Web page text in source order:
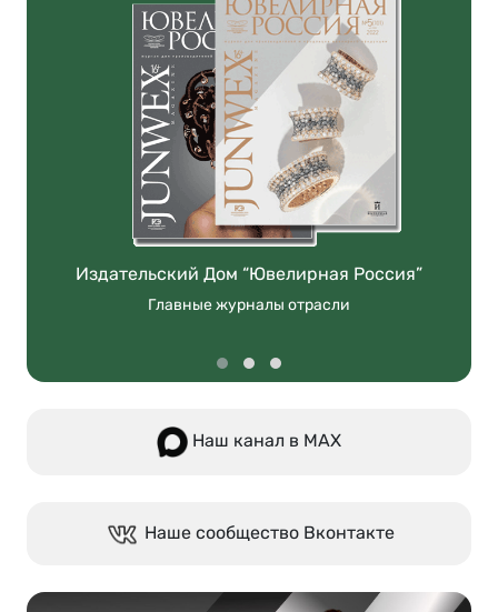
Издательский Дом “Ювелирная Россия”
Главные журналы отрасли
Наш канал в МАХ
Наше сообщество Вконтакте